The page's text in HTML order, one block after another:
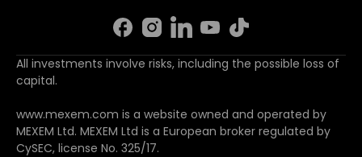
All investments involve risks, including the possible loss of
capital.
www.mexem.com is a website owned and operated by
MEXEM Ltd. MEXEM Ltd is a European broker regulated by
CySEC, license No. 325/17.